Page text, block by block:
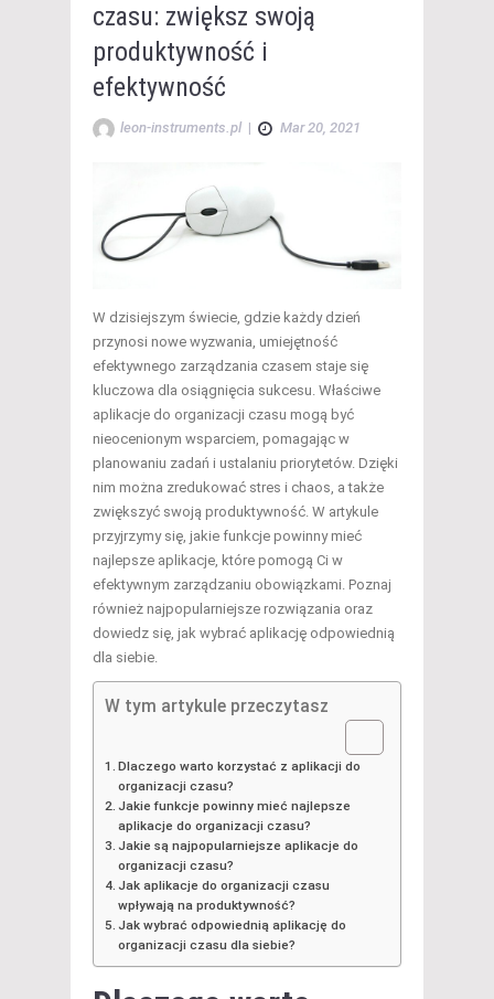
czasu: zwiększ swoją
produktywność i
efektywność
leon-instruments.pl | Mar 20, 2021
W dzisiejszym świecie, gdzie każdy dzień
przynosi nowe wyzwania, umiejętność
efektywnego zarządzania czasem staje się
kluczowa dla osiągnięcia sukcesu. Właściwe
aplikacje do organizacji czasu mogą być
nieocenionym wsparciem, pomagając w
planowaniu zadań i ustalaniu priorytetów. Dzięki
nim można zredukować stres i chaos, a także
zwiększyć swoją produktywność. W artykule
przyjrzymy się, jakie funkcje powinny mieć
najlepsze aplikacje, które pomogą Ci w
efektywnym zarządzaniu obowiązkami. Poznaj
również najpopularniejsze rozwiązania oraz
dowiedz się, jak wybrać aplikację odpowiednią
dla siebie.
W tym artykule przeczytasz
Dlaczego warto korzystać z aplikacji do
organizacji czasu?
Jakie funkcje powinny mieć najlepsze
aplikacje do organizacji czasu?
Jakie są najpopularniejsze aplikacje do
organizacji czasu?
Jak aplikacje do organizacji czasu
wpływają na produktywność?
Jak wybrać odpowiednią aplikację do
organizacji czasu dla siebie?